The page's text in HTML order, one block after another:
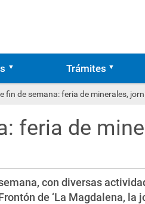
Trámites
fin de semana: feria de minerales,
feria de
con diversas
de ‘La Magdalena, la